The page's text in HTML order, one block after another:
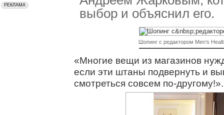
выбор и объяснил его.
Шопинг с редактором Men’s
«Многие вещи из магазинов
если эти штаны подвернуть и
смотреться совсем по-другому!».